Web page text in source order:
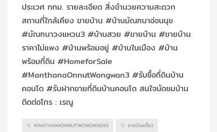
ประเวศ กทม. รายละเอียด สิ่งอำนวยความสะดวก
สถานที่ใกล้เคียง ขายบ้าน #บ้านมัณฑนาอ่อนนุช
#มัณฑนาวงแหวน3 #บ้านสวย #ขายบ้าน #ขายบ้าน
ราคาไม่แพง #บ้านพร้อมอยู่ #บ้านในเมือง #บ้าน
พร้อมที่ดิน #HomeforSale
#ManthanaOnnutWongwan3 #รับซื้อที่ดินบ้าน
คอนโด #รับฝากขายที่ดินบ้านคอนโด สนใจนัดชมบ้าน
ติดต่อโทร : เรณู
MANTHANAONNUTWONGWAEN3 ขายบ้านเดี่ยว